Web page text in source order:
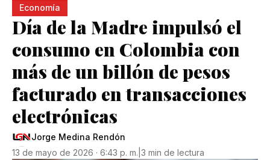
Economía
Día de la Madre impulsó el
consumo en Colombia con
más de un billón de pesos
facturado en transacciones
electrónicas
Jorge Medina Rendón
13 de mayo de 2026 · 6:43 p. m. 3 min de lectura